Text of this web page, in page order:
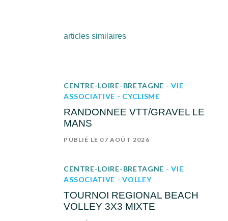
articles similaires
CENTRE-LOIRE-BRETAGNE - VIE
ASSOCIATIVE - CYCLISME
RANDONNEE VTT/GRAVEL LE
MANS
PUBLIÉ LE 07 AOÛT 2026
CENTRE-LOIRE-BRETAGNE - VIE
ASSOCIATIVE - VOLLEY
TOURNOI REGIONAL BEACH
VOLLEY 3X3 MIXTE